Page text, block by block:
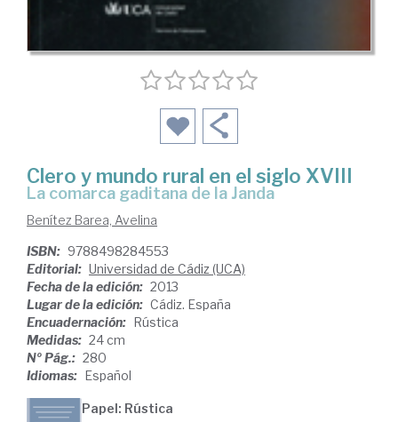
Clero y mundo rural en el siglo XVIII
la comarca gaditana de la Janda
Benítez Barea, Avelina
ISBN: 9788498284553
Editorial: Universidad de Cádiz (UCA)
Fecha de la edición: 2013
Lugar de la edición: Cádiz. España
Encuadernación: Rústica
Medidas: 24 cm
Nº Pág.: 280
Idiomas: Español
Papel: Rústica